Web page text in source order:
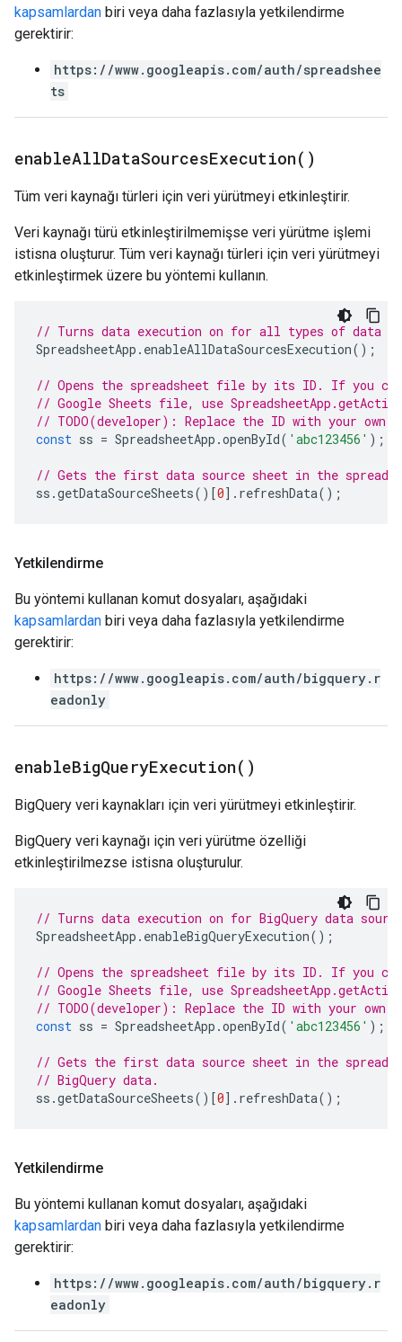
kapsamlardan biri veya daha fazlasıyla yetkilendirme
gerektirir:
https://www.googleapis.com/auth/spreadshee
ts
enableAllDataSourcesExecution( )
Tüm veri kaynağı türleri için veri yürütmeyi etkinleştirir.
Veri kaynağı türü etkinleştirilmemişse veri yürütme işlemi
istisna oluşturur. Tüm veri kaynağı türleri için veri yürütmeyi
etkinleştirmek üzere bu yöntemi kullanın.
// Turns data execution on for all types of data
SpreadsheetApp . enableAllDataSourcesExecution();
// Opens the spreadsheet file by its ID. If you
// Google Sheets file, use
// TODO(developer): Replace the ID with your own.
const ss = SpreadsheetApp .openById( 'abc123456' );
// Gets the first data source sheet in the
ss .getDataSourceSheets()[0]. refreshData();
Yetkilendirme
Bu yöntemi kullanan komut dosyaları, aşağıdaki
kapsamlardan biri veya daha fazlasıyla yetkilendirme
gerektirir:
https://www.googleapis.com/auth/bigquery.r
eadonly
enableBigQueryExecution( )
BigQuery veri kaynakları için veri yürütmeyi etkinleştirir.
BigQuery veri kaynağı için veri yürütme özelliği
etkinleştirilmezse istisna oluşturulur.
// Turns data execution on for BigQuery data
SpreadsheetApp . enableBigQueryExecution();
// Opens the spreadsheet file by its ID. If you
// Google Sheets file, use
// TODO(developer): Replace the ID with your own.
const ss = SpreadsheetApp .openById( 'abc123456' );
// Gets the first data source sheet in the
// BigQuery data.
ss .getDataSourceSheets()[0]. refreshData();
Yetkilendirme
Bu yöntemi kullanan komut dosyaları, aşağıdaki
kapsamlardan biri veya daha fazlasıyla yetkilendirme
gerektirir:
https://www.googleapis.com/auth/bigquery.r
eadonly